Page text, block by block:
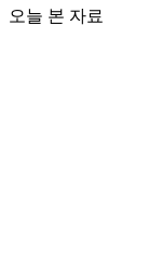
오늘 본 자료